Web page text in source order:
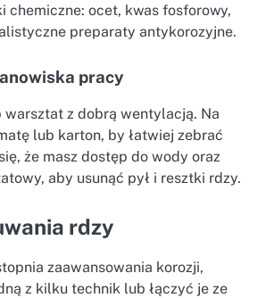
chemiczne: ocet, kwas fosforowy,
preparaty antykorozyjne.
pracy
warsztat z dobrą wentylacją. Na
lub karton, by łatwiej zebrać
że masz dostęp do wody oraz
aby usunąć pył i resztki rdzy.
rdzy
zaawansowania korozji,
z kilku technik lub łączyć je ze